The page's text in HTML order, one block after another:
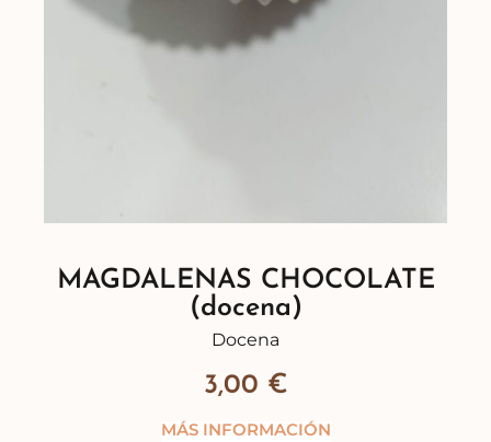
MAGDALENAS CHOCOLATE
(docena)
Docena
3,00 €
MÁS INFORMACIÓN